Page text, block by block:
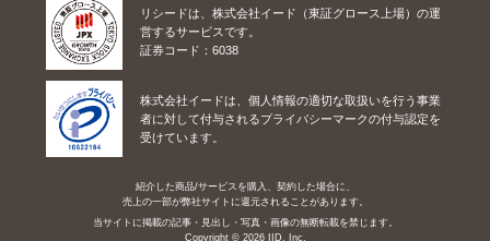
リシードは、株式会社イード（東証グロース上場）の運
営するサービスです。
証券コード：6038
株式会社イードは、個人情報の適切な取扱いを行う事業
者に対して付与されるプライバシーマークの付与認定を
受けています。
紹介した商品/サービスを購入、契約した場合に、
売上の一部が弊社サイトに還元されることがあります。
当サイトに掲載の記事・見出し・写真・画像の無断転載を禁じます。
Copyright © 2026 IID, Inc.